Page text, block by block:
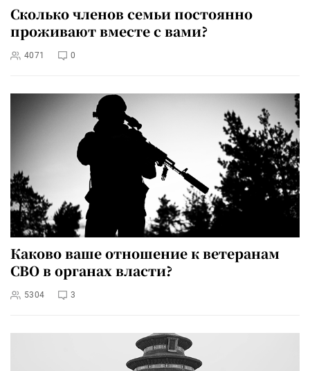
Сколько членов семьи постоянно
проживают вместе с вами?
4071 0
Каково ваше отношение к ветеранам
СВО в органах власти?
5304 3